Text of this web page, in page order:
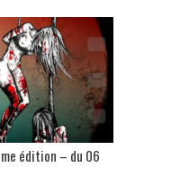
édition – du 06